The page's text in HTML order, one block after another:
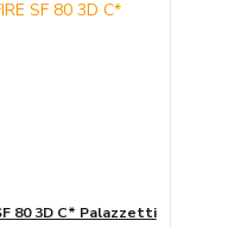
80 3D C* Palazzetti